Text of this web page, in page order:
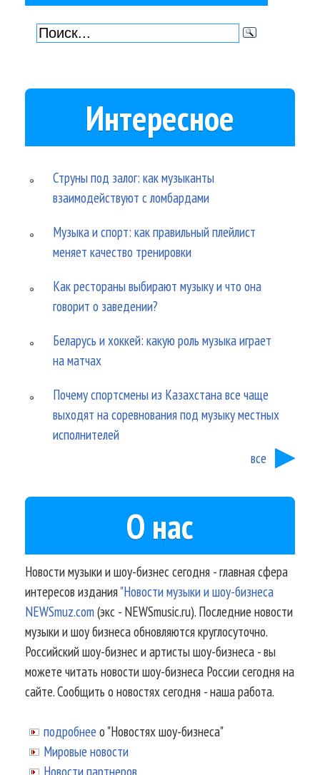
Интересное
Струны под залог: как музыканты
взаимодействуют с ломбардами
Музыка и спорт: как правильный плейлист
меняет качество тренировки
Как рестораны выбирают музыку и что она
говорит о заведении?
Беларусь и хоккей: какую роль музыка играет
на матчах
Почему спортсмены из Казахстана все чаще
выходят на соревнования под музыку местных
исполнителей
все
О нас
Новости музыки и шоу-бизнес сегодня - главная сфера
интересов издания"Новости музыки и шоу-бизнеса
NEWSmuz.com(экс - NEWSmusic.ru). Последние новости
музыки и шоу бизнеса обновляются круглосуточно.
Российский шоу-бизнес и артисты шоу-бизнеса - вы
можете читать новости шоу-бизнеса России сегодня на
сайте. Сообщить о новостях сегодня - наша работа.
подробнее о "Новостях шоу-бизнеса"
Мировые новости
Новости партнеров